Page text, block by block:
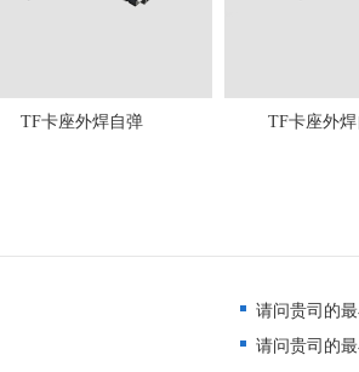
TF卡座外焊自弹 TF卡座外
请问贵司的
请问贵司的